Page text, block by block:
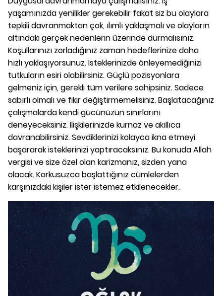
yaşamınızda yenilikler gerekebilir fakat siz bu olaylara
tepkili davranmaktan çok, ılımlı yaklaşmalı ve olayların
altındaki gerçek nedenlerin üzerinde durmalısınız.
Koşullarınızı zorladığınız zaman hedeflerinize daha
hızlı yaklaşıyorsunuz. İsteklerinizde önleyemediğinizi
tutkuların esiri olabilirsiniz. Güçlü pozisyonlara
gelmeniz için, gerekli tüm verilere sahipsiniz. Sadece
sabırlı olmalı ve fikir değiştirmemelisiniz. Başlatacağınız
çalışmalarda kendi gücünüzün sınırlarını
deneyeceksiniz. İlişkilerinizde kurnaz ve akıllıca
davranabilirsiniz. Sevdiklerinizi kolayca ikna etmeyi
başararak isteklerinizi yaptıracaksınız. Bu konuda Allah
vergisi ve size özel olan karizmanız, sizden yana
olacak. Korkusuzca başlattığınız cümlelerden
karşınızdaki kişiler ister istemez etkilenecekler.